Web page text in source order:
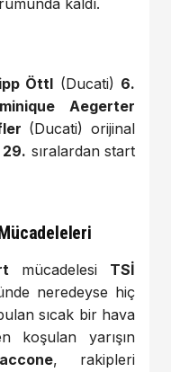
kaldı.
Öttl (Ducati) 6.
Aegerter
(Ducati) orijinal
29. sıralardan start
mücadelesi TSİ
neredeyse hiç
sıcak bir hava
koşulan yarışın
, rakipleri